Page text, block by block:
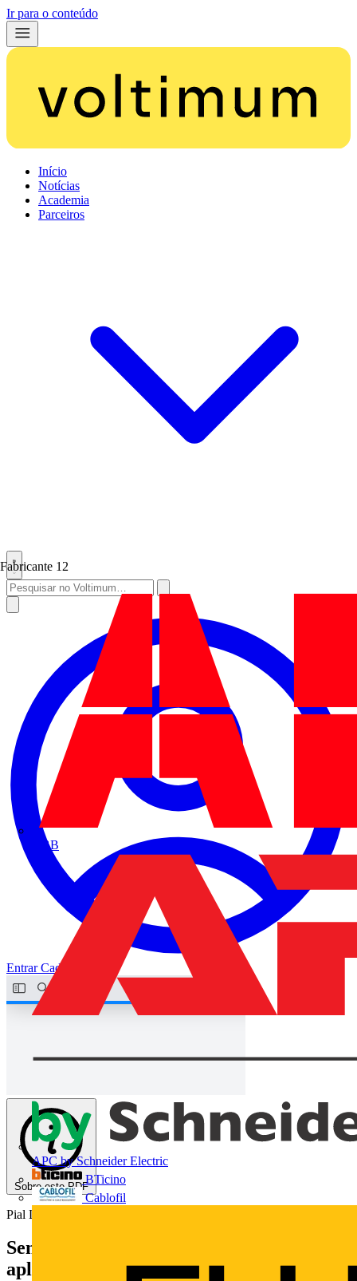
Ir para o conteúdo
Início
Notícias
Academia
Parceiros
Fabricante 12
ABB
APC by Schneider Electric
BTicino
Cablofil
EntrarCadastrar
Sobre este PDF
Pial Legrand
Sensores interruptores - Guia de
aplicações, projeto e instalação